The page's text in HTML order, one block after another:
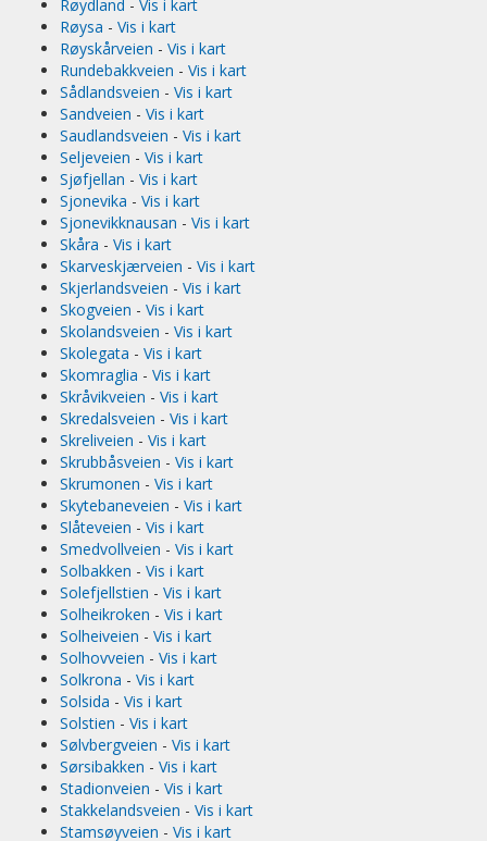
Røydland - Vis i kart
Røysa - Vis i kart
Røyskårveien - Vis i kart
Rundebakkveien - Vis i kart
Sådlandsveien - Vis i kart
Sandveien - Vis i kart
Saudlandsveien - Vis i kart
Seljeveien - Vis i kart
Sjøfjellan - Vis i kart
Sjonevika - Vis i kart
Sjonevikknausan - Vis i kart
Skåra - Vis i kart
Skarveskjærveien - Vis i kart
Skjerlandsveien - Vis i kart
Skogveien - Vis i kart
Skolandsveien - Vis i kart
Skolegata - Vis i kart
Skomraglia - Vis i kart
Skråvikveien - Vis i kart
Skredalsveien - Vis i kart
Skreliveien - Vis i kart
Skrubbåsveien - Vis i kart
Skrumonen - Vis i kart
Skytebaneveien - Vis i kart
Slåteveien - Vis i kart
Smedvollveien - Vis i kart
Solbakken - Vis i kart
Solefjellstien - Vis i kart
Solheikroken - Vis i kart
Solheiveien - Vis i kart
Solhovveien - Vis i kart
Solkrona - Vis i kart
Solsida - Vis i kart
Solstien - Vis i kart
Sølvbergveien - Vis i kart
Sørsibakken - Vis i kart
Stadionveien - Vis i kart
Stakkelandsveien - Vis i kart
Stamsøyveien - Vis i kart